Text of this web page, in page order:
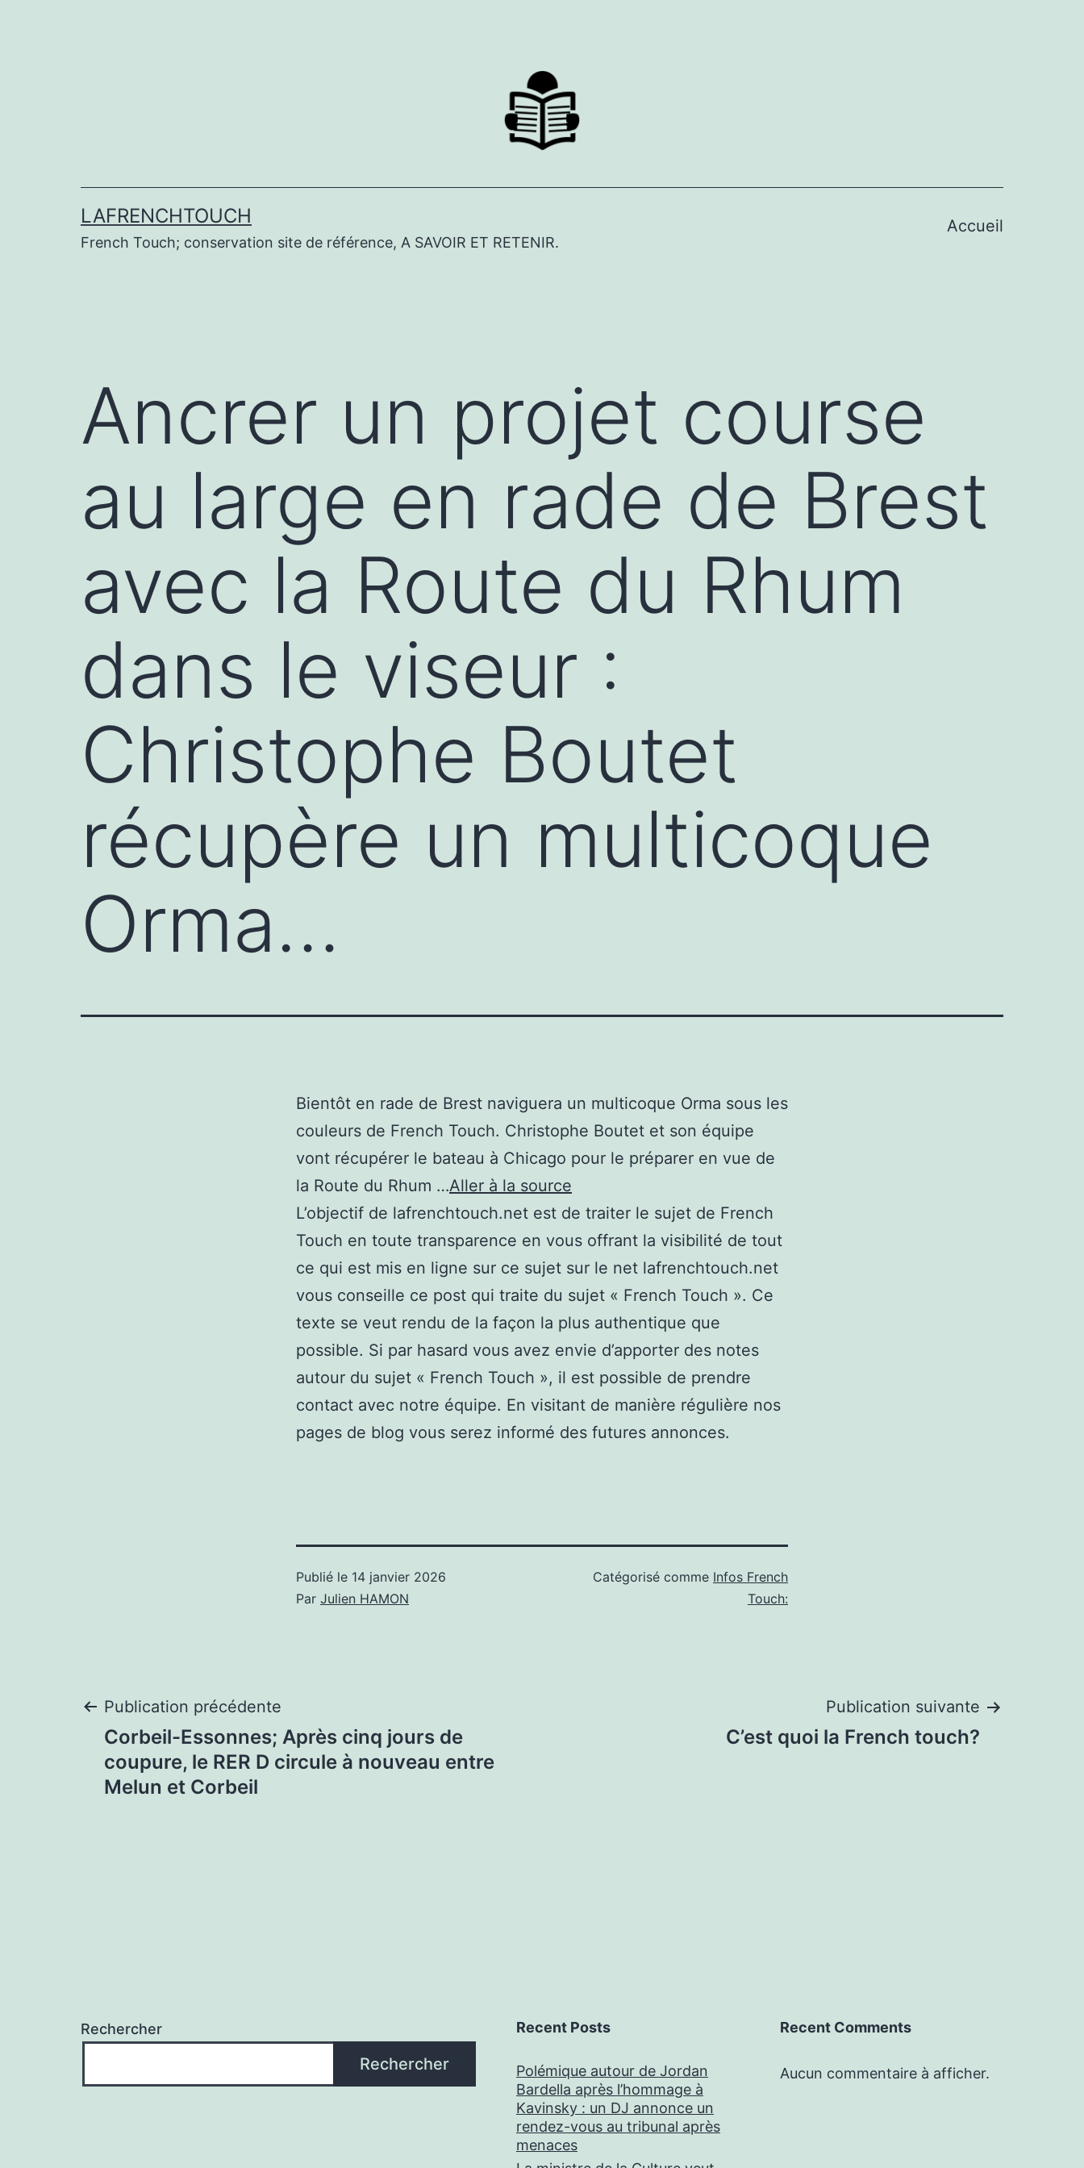
LAFRENCHTOUCH
French Touch; conservation site de référence, A SAVOIR ET RETENIR.
Accueil
Ancrer un projet course
au large en rade de Brest
avec la Route du Rhum
dans le viseur :
Christophe Boutet
récupère un multicoque
Orma…
Bientôt en rade de Brest naviguera un multicoque Orma sous les
couleurs de French Touch. Christophe Boutet et son équipe
vont récupérer le bateau à Chicago pour le préparer en vue de
la Route du Rhum …Aller à la source
L’objectif de lafrenchtouch.net est de traiter le sujet de French
Touch en toute transparence en vous offrant la visibilité de tout
ce qui est mis en ligne sur ce sujet sur le net lafrenchtouch.net
vous conseille ce post qui traite du sujet « French Touch ». Ce
texte se veut rendu de la façon la plus authentique que
possible. Si par hasard vous avez envie d’apporter des notes
autour du sujet « French Touch », il est possible de prendre
contact avec notre équipe. En visitant de manière régulière nos
pages de blog vous serez informé des futures annonces.
Publié le 14 janvier 2026
Par Julien HAMON
Catégorisé comme Infos French
Touch:
Navigation
de
Publication précédente
Corbeil-Essonnes; Après cinq jours de
coupure, le RER D circule à nouveau entre
Melun et Corbeil
Publication suivante
C’est quoi la French touch?
Rechercher
Rechercher
Recent Posts
Polémique autour de Jordan
Bardella après l’hommage à
Kavinsky : un DJ annonce un
rendez-vous au tribunal après
menaces
Recent Comments
Aucun commentaire à afficher.